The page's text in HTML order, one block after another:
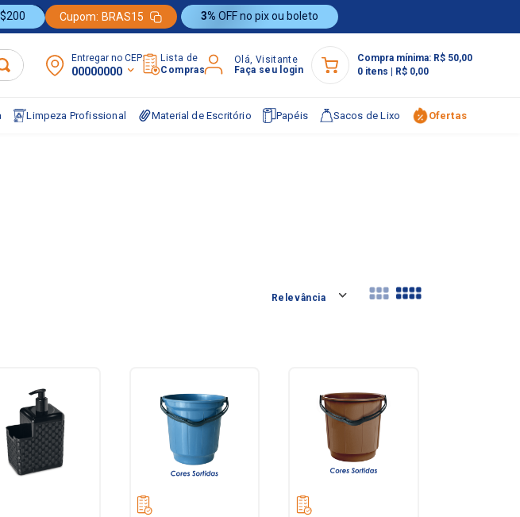
Cupom: BRAS15 3% OFF no pix ou boleto
Entregar no CEP:
00000000
Lista de
Compras
Olá, Visitante
Faça seu login
Compra mínima: R$ 50,00
0 itens R$ 0,00
Limpeza Profissional Material de Escritório Papéis Sacos de Lixo Ofertas
Relevância